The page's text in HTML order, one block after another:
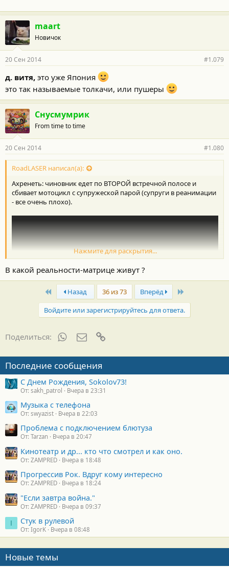
maart
Новичок
20 Сен 2014 #1.079
д. витя, это уже Япония
это так называемые толкачи, или пушеры
Снусмумрик
From time to time
20 Сен 2014 #1.080
RoadLASER написал(а):
Ахренеть: чиновник едет по ВТОРОЙ встречной полосе и
сбивает мотоцикл с супружеской парой (супруги в реанимации
- все очень плохо).
Чиновника, вроде, опознали уже:
Нажмите для раскрытия...
В какой реальности-матрице живут ?
First Назад 36 из 73 Вперёд
Войдите или зарегистрируйтесь для ответа.
Поделиться: WhatsAppЭлектронная почта
Последние сообщения
С Днем Рождения, Sokolov73!
От: sakh_patrol Вчера в 23:31
Музыка с телефона
От: swyazist Вчера в 22:03
Проблема с подключением блютуза
От: Tarzan Вчера в 20:47
Кинотеатр и др... кто что смотрел и как оно.
От: ZAMPRED Вчера в 18:48
Прогрессив Рок. Вдруг кому интересно
От: ZAMPRED Вчера в 18:24
"Если завтра война."
От: ZAMPRED Вчера в 09:37
I Стук в рулевой
От: IgorK Вчера в 08:48
Новые темы